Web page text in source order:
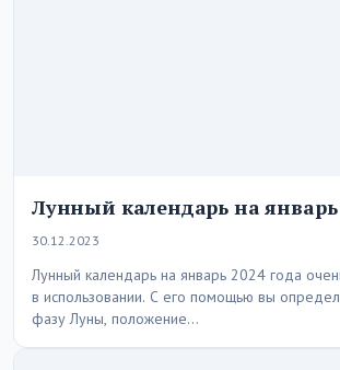
Лунный календарь на январь
30.12.2023
Лунный календарь на январь 2024 года
в использовании. С его помощью вы
фазу Луны, положение…